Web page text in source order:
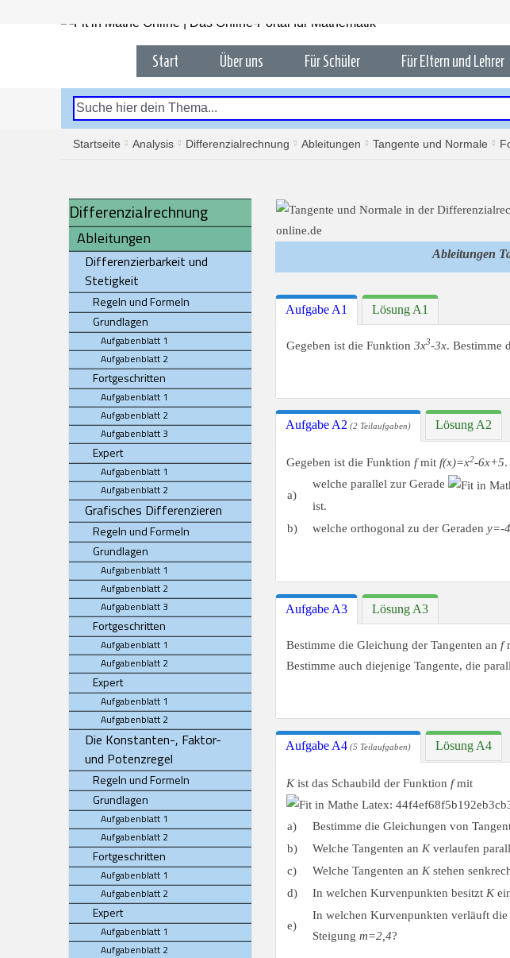
Start Über uns Für Schüler Für Eltern und Lehrer
Startseite Analysis Differenzialrechnung Ableitungen Tangente und Normale
Differenzialrechnung
Ableitungen
Differenzierbarkeit und
Stetigkeit
Regeln und Formeln
Grundlagen
Aufgabenblatt 1
Aufgabenblatt 2
Fortgeschritten
Aufgabenblatt 1
Aufgabenblatt 2
Aufgabenblatt 3
Expert
Aufgabenblatt 1
Aufgabenblatt 2
Grafisches Differenzieren
Regeln und Formeln
Grundlagen
Aufgabenblatt 1
Aufgabenblatt 2
Aufgabenblatt 3
Fortgeschritten
Aufgabenblatt 1
Aufgabenblatt 2
Expert
Aufgabenblatt 1
Aufgabenblatt 2
Die Konstanten-, Faktor-
und Potenzregel
Regeln und Formeln
Grundlagen
Aufgabenblatt 1
Aufgabenblatt 2
Fortgeschritten
Aufgabenblatt 1
Aufgabenblatt 2
Expert
Aufgabenblatt 1
Aufgabenblatt 2
Ableitungen
Aufgabe A1 Lösung A1
Gegeben ist die Funktion 3x3-3x. Bestimme
Aufgabe A2 (2 Teilaufgaben) Lösung A2
Gegeben ist die Funktion fmit f(x)=x2-6x+5
a)
welche parallel zur Gerade
ist.
b)
welche orthogonal zu der Geraden y=-
Aufgabe A3 Lösung A3
Bestimme die Gleichung der Tangenten an f
Bestimme auch diejenige Tangente, die
Aufgabe A4 (5 Teilaufgaben) Lösung A4
Kist das Schaubild der Funktion fmit
a)
Bestimme die Gleichungen von
b)
Welche Tangenten an Kverlaufen
c)
Welche Tangenten an Kstehen
d)
In welchen Kurvenpunkten besitzt K
e)
In welchen Kurvenpunkten verläuft
Steigung m=2,4?